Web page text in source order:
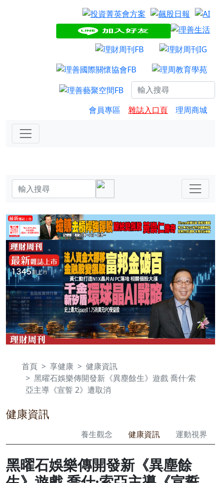
會員專區 雜誌入口頁 理周商城
首頁 享健康
健康資訊
黑曜石娛樂傳開發新《異塵餘生》遊戲 喬什·索
亞主導《宣誓 2》遭取消
健康資訊
養生觀念 健康資訊 運動視界
黑曜石娛樂傳開發新《異塵餘